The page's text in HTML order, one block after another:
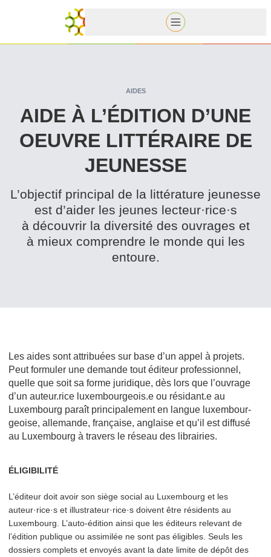
AIDES
AIDE À L’ÉDITION D’UNE
OEUVRE LITTÉRAIRE DE
JEUNESSE
L’objectif principal de la littérature jeunesse
est d’aider les jeunes lecteur·rice·s
à découvrir la diversité des ouvrages et
à mieux comprendre le monde qui les
entoure.
Les aides sont attribuées sur base d’un appel à projets.
Peut formuler une demande tout éditeur pro­fes­sion­nel,
quelle que soit sa forme juridique, dès lors que l’ouvrage
d’un auteur.rice luxembourgeois.e ou résidant.e au
Luxembourg paraît prin­ci­pale­ment en langue lux­em­bour­
geoise, allemande, française, anglaise et qu’il est diffusé
au Luxembourg à travers le réseau des librairies.
ÉLIGIBILITÉ
L’éditeur doit avoir son siège social au Luxembourg et les
auteur·rice·s et illustrateur·rice·s doivent être résidents au
Luxembourg. L’auto-édition ainsi que les éditeurs relevant de
l’édition publique ou assimilée ne sont pas éligibles. Seuls les
dossiers complets et envoyés avant la date limite de dépôt des